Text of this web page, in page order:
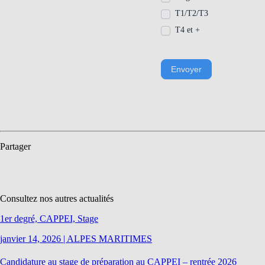
T1/T2/T3
T4 et +
Envoyer
Partager
Consultez nos autres actualités
1er degré, CAPPEI, Stage
janvier 14, 2026 | ALPES MARITIMES
Candidature au stage de préparation au CAPPEI – rentrée 2026